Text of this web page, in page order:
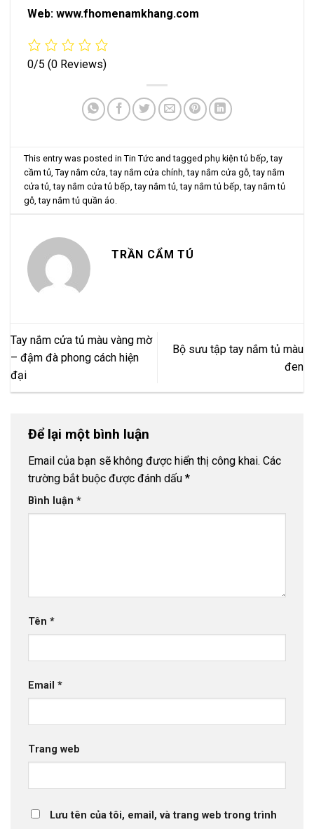
Web: www.fhomenamkhang.com
0/5 (0 Reviews)
This entry was posted inTin Tức and taggedphụ kiện tủ bếp,tay
cầm tủ,Tay nắm cửa,tay nắm cửa chính,tay nắm cửa gỗ,tay nắm
cửa tủ,tay nắm cửa tủ bếp,tay nắm tủ,tay nắm tủ bếp,tay nắm tủ
gỗ,tay nắm tủ quần áo.
TRẦN CẨM TÚ
Tay nắm cửa tủ màu vàng mờ
– đậm đà phong cách hiện
đại
Bộ sưu tập tay nắm tủ màu
đen
Để lại một bình luận
Email của bạn sẽ không được hiển thị công khai. Các
trường bắt buộc được đánh dấu *
Bình luận *
Tên *
Email *
Trang web
Lưu tên của tôi, email, và trang web trong trình